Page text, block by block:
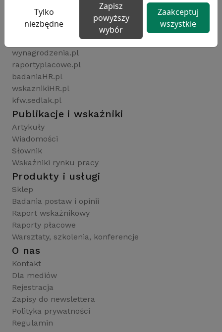
Rynekpracy.pl
wynagrodzenia.pl
raportyplacowe.pl
badaniaHR.pl
wskaznikiHR.pl
kfw.sedlak.pl
Publikacje i wskaźniki
Artykuły
Wiadomości
Słownik
Wskaźniki rynku pracy
Produkty i usługi
Sklep
Badania postaw i opinii
Raport wskaźnikowy
Raporty płacowe
Warsztaty, szkolenia, konferencje
O nas
Kontakt
Dla mediów
Rejestracja
Zapisy do newslettera
Polityka prywatności
Regulamin
Tylko
niezbędne
Zapisz
powyższy
wybór
Zaakceptuj
wszystkie